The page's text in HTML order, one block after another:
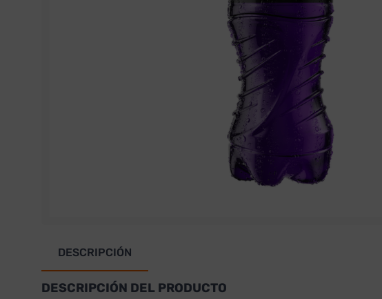
DESCRIPCIÓN
DESCRIPCIÓN DEL PRODUCTO